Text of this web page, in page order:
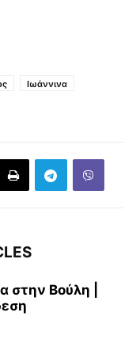
Ιωάννινα
στην Βούλη |